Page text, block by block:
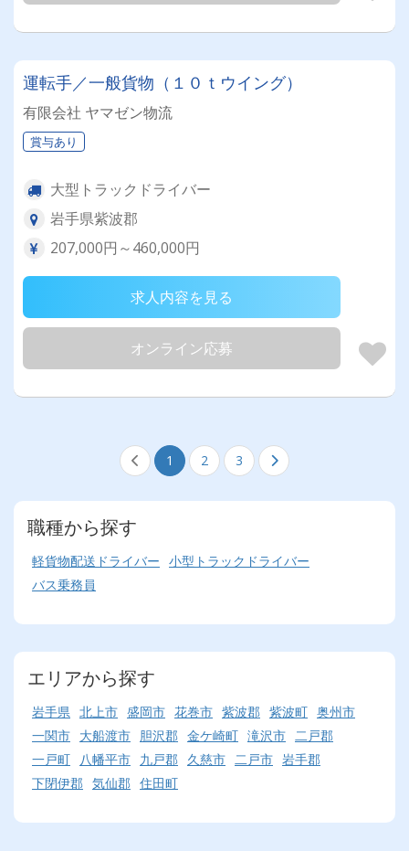
運転手／一般貨物（１０ｔウイング）
有限会社 ヤマゼン物流
賞与あり
大型トラックドライバー
岩手県紫波郡
207,000円～460,000円
求人内容を見る
オンライン応募
1 2 3
職種から探す
軽貨物配送ドライバー 小型トラックドライバー
バス乗務員
エリアから探す
岩手県 北上市 盛岡市 花巻市 紫波郡 紫波町 奥州市
一関市 大船渡市 胆沢郡 金ケ崎町 滝沢市
二戸郡
一戸町
八幡平市 九戸郡 久慈市 二戸市 岩手郡
下閉伊郡 気仙郡 住田町